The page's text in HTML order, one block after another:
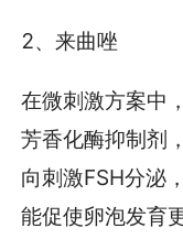
2、来曲唑
在微刺激方案中
芳香化酶抑制剂
向刺激FSH分泌
能促使卵泡发育